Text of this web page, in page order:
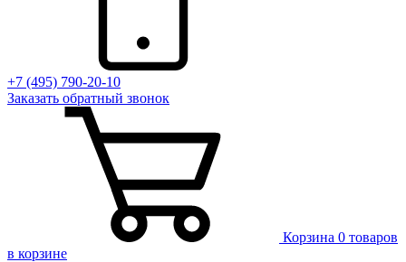
+7 (495) 790-20-10
Заказать обратный звонок
Корзина 0 товаров
в корзине